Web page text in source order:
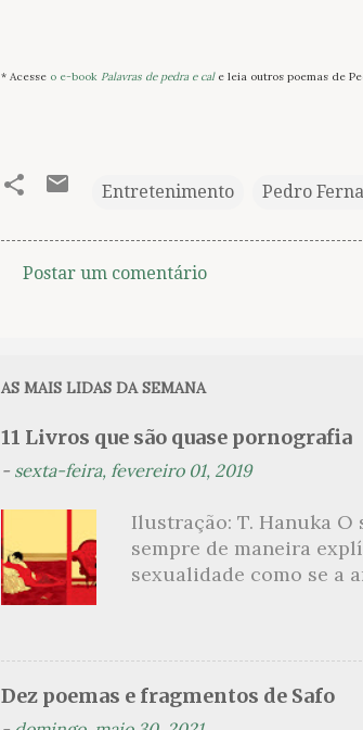
* Acesse o e-book Palavras de pedra e cale leia outros poemas de
Entretenimento Pedro
e
t
á
r
o
s
Postar um comentário
AS MAIS LIDAS DA SEMANA
11 Livros que são quase pornografia
- sexta-feira, fevereiro 01, 2019
Ilustração: T. Hanuka O
sempre de maneira
sexualidade como se a
apresenta um
sido autora de um livro
Dez poemas e fragmentos de Safo